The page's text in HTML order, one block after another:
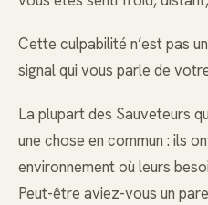
Cette culpabilité n’est pas
signal qui vous parle de
La plupart des Sauveteurs
une chose en commun : ils
environnement où leurs
Peut-être aviez-vous un